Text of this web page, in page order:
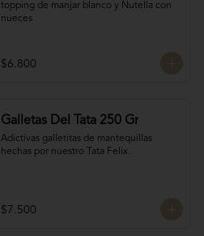
topping de manjar blanco y Nutella con
nueces
$6.800
Galletas Del Tata 250 Gr
Adictivas galletitas de mantequillas
hechas por nuestro Tata Felix.
$7.500